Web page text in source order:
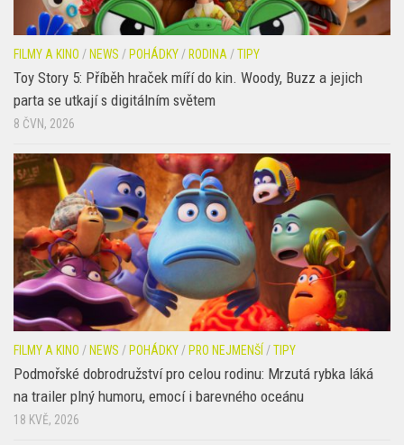
FILMY A KINO/NEWS /POHÁDKY/RODINA/TIPY
Toy Story 5: Příběh hraček míří do kin. Woody, Buzz a jejich
parta se utkají s digitálním světem
8 ČVN, 2026
FILMY A KINO/NEWS/POHÁDKY/PRO NEJMENŠÍ/TIPY
Podmořské dobrodružství pro celou rodinu: Mrzutá rybka láká
na trailer plný humoru, emocí i barevného oceánu
18 KVĚ, 2026